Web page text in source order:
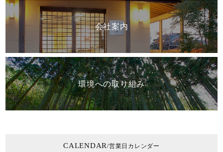
会社案内
環境への取り組み
CALENDAR/営業日カレンダー